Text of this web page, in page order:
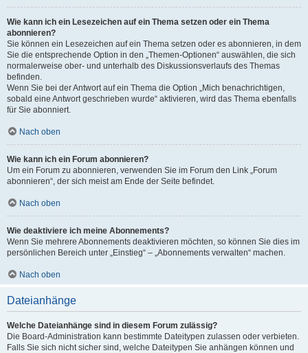
Wie kann ich ein Lesezeichen auf ein Thema setzen oder ein Thema
abonnieren?
Sie können ein Lesezeichen auf ein Thema setzen oder es abonnieren, in dem
Sie die entsprechende Option in den „Themen-Optionen“ auswählen, die sich
normalerweise ober- und unterhalb des Diskussionsverlaufs des Themas
befinden.
Wenn Sie bei der Antwort auf ein Thema die Option „Mich benachrichtigen,
sobald eine Antwort geschrieben wurde“ aktivieren, wird das Thema ebenfalls
für Sie abonniert.
Nach oben
Wie kann ich ein Forum abonnieren?
Um ein Forum zu abonnieren, verwenden Sie im Forum den Link „Forum
abonnieren“, der sich meist am Ende der Seite befindet.
Nach oben
Wie deaktiviere ich meine Abonnements?
Wenn Sie mehrere Abonnements deaktivieren möchten, so können Sie dies im
persönlichen Bereich unter „Einstieg“ – „Abonnements verwalten“ machen.
Nach oben
Dateianhänge
Welche Dateianhänge sind in diesem Forum zulässig?
Die Board-Administration kann bestimmte Dateitypen zulassen oder verbieten.
Falls Sie sich nicht sicher sind, welche Dateitypen Sie anhängen können und